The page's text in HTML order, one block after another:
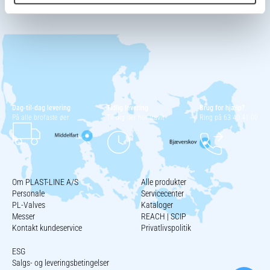
Om PLAST-LINE A/S
Personale
PL-Valves
Messer
Kontakt kundeservice
Alle produkter
Servicecenter
Kataloger
REACH | SCIP
Privatlivspolitik
ESG
Salgs- og leveringsbetingelser
Dag-til-dag levering
På alle brofaste øer
Tidlig levering
Til dig der har travlt
Brug for hjælp?
Ring på 63 40 41 00